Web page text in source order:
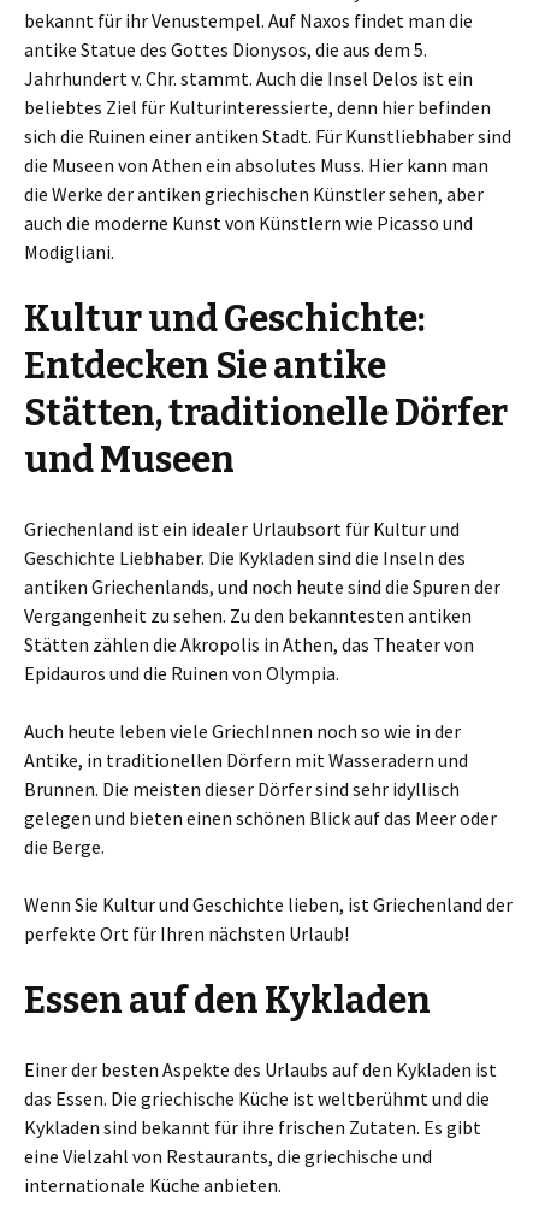
bekannt für ihr Venustempel. Auf Naxos findet man die
antike Statue des Gottes Dionysos, die aus dem 5.
Jahrhundert v. Chr. stammt. Auch die Insel Delos ist ein
beliebtes Ziel für Kulturinteressierte, denn hier befinden
sich die Ruinen einer antiken Stadt. Für Kunstliebhaber sind
die Museen von Athen ein absolutes Muss. Hier kann man
die Werke der antiken griechischen Künstler sehen, aber
auch die moderne Kunst von Künstlern wie Picasso und
Modigliani.
Kultur und Geschichte:
Entdecken Sie antike
Stätten, traditionelle Dörfer
und Museen
Griechenland ist ein idealer Urlaubsort für Kultur und
Geschichte Liebhaber. Die Kykladen sind die Inseln des
antiken Griechenlands, und noch heute sind die Spuren der
Vergangenheit zu sehen. Zu den bekanntesten antiken
Stätten zählen die Akropolis in Athen, das Theater von
Epidauros und die Ruinen von Olympia.
Auch heute leben viele GriechInnen noch so wie in der
Antike, in traditionellen Dörfern mit Wasseradern und
Brunnen. Die meisten dieser Dörfer sind sehr idyllisch
gelegen und bieten einen schönen Blick auf das Meer oder
die Berge.
Wenn Sie Kultur und Geschichte lieben, ist Griechenland der
perfekte Ort für Ihren nächsten Urlaub!
Essen auf den Kykladen
Einer der besten Aspekte des Urlaubs auf den Kykladen ist
das Essen. Die griechische Küche ist weltberühmt und die
Kykladen sind bekannt für ihre frischen Zutaten. Es gibt
eine Vielzahl von Restaurants, die griechische und
internationale Küche anbieten.